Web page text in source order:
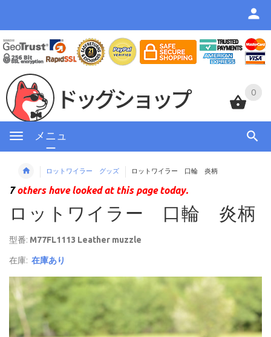
0
メニュ
ー
0
ロットワイラー グッズ ロットワイラー 口輪 炎柄
7others have looked at this page today.
ロットワイラー 口輪 炎柄
型番: M77FL1113 Leather muzzle
在庫: 在庫あり